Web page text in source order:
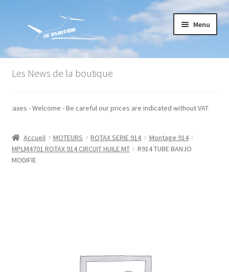
la
navigation
contenu
Menu
Accueil
Conditions générales de vente
Mon compte
Paiement
Les News de la boutique
hors taxes - Welcome - Be careful our prices are indicated without VAT
Accueil MOTEURS ROTAX SERIE 914
Montage 914
MPLM4701 ROTAX 914 CIRCUIT HUILE MT
R914 TUBE BANJO
MODIFIE